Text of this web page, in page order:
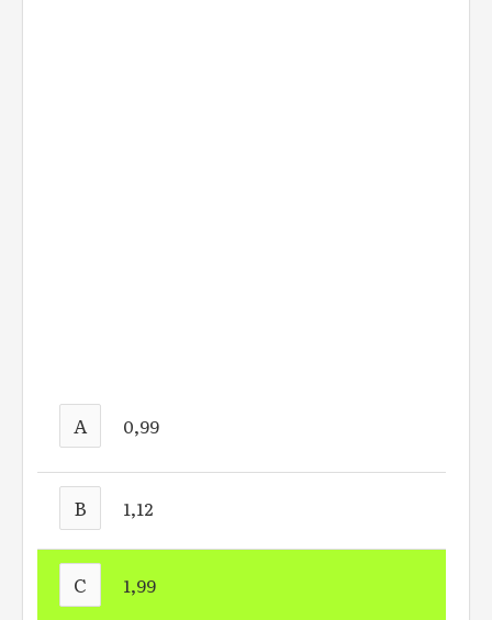
A 0,99
B 1,12
C 1,99